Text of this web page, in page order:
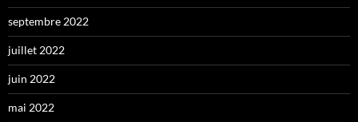
septembre 2022
juillet 2022
juin 2022
mai 2022